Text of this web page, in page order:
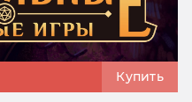
Купить